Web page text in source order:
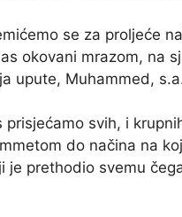
se za proljeće
okovani mrazom, na
upute, Muhammed,
svih, i
do načina na
prethodio svemu